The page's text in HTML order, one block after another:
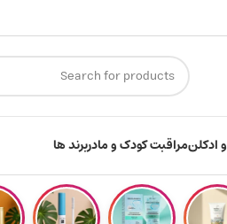
ارسال رایگان
ادکلنمراقبت کودک و مادربرند ها